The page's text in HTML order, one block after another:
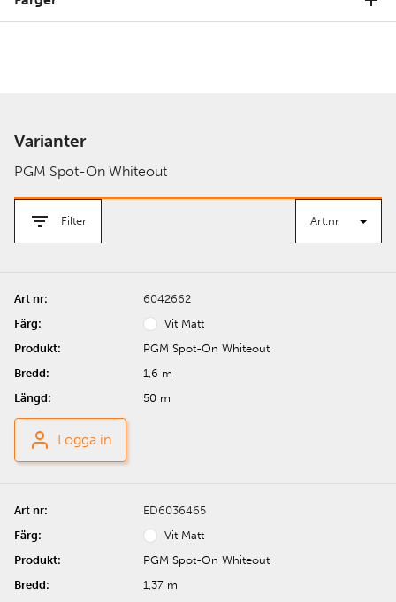
Varianter
PGM Spot-On Whiteout
Filter
6042662
Vit Matt
PGM Spot-On Whiteout
1,6 m
50 m
Logga in
ED6036465
Vit Matt
PGM Spot-On Whiteout
1,37 m